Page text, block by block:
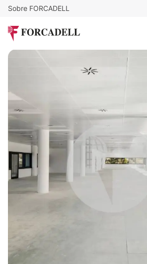
Sobre FORCADELL
Alquiler oficina Madrid. Calle
3.884 m²